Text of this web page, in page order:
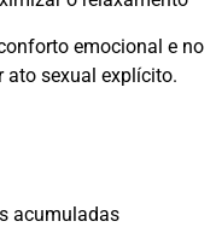
emocional e no
ato sexual explícito.
acumuladas